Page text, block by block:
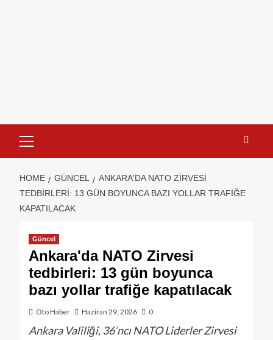
HOME GÜNCEL
ANKARA'DA NATO ZIRVESI
TEDBIRLERI: 13 GÜN BOYUNCA BAZI YOLLAR TRAFIĞE
KAPATILACAK
Güncel
Ankara'da NATO Zirvesi
tedbirleri: 13 gün boyunca
bazı yollar trafiğe kapatılacak
Oto Haber Haziran 29, 2026 0
Ankara Valiliği, 36’ncı NATO Liderler Zirvesi